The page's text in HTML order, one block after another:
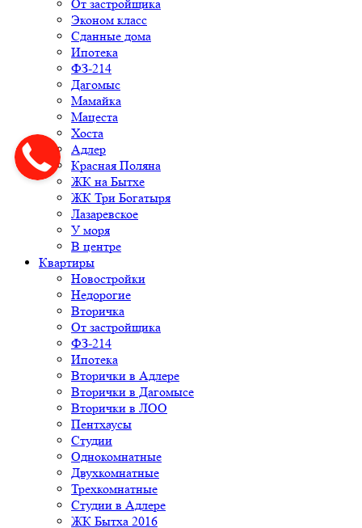
От застройщика
Эконом класс
Сданные дома
Ипотека
ФЗ-214
Дагомыс
Мамайка
Мацеста
Хоста
Адлер
Красная Поляна
ЖК на Бытхе
ЖК Три Богатыря
Лазаревское
У моря
В центре
Квартиры
Новостройки
Недорогие
Вторичка
От застройщика
ФЗ-214
Ипотека
Вторички в Адлере
Вторички в Дагомысе
Вторички в ЛОО
Пентхаусы
Студии
Однокомнатные
Двухкомнатные
Трехкомнатные
Студии в Адлере
ЖК Бытха 2016